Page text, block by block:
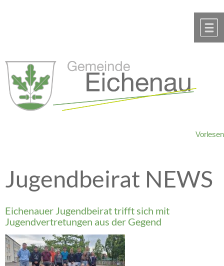
Vorlesen
Jugendbeirat NEWS
Eichenauer Jugendbeirat trifft sich mit
Jugendvertretungen aus der Gegend